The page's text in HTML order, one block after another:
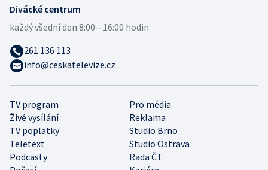
TV program
Pro média
Živé vysílání
Reklama
TV poplatky
Studio Brno
Teletext
Studio Ostrava
Podcasty
Rada ČT
Divácké centrum
každý všední den:8:00—16:00 hodin
261 136 113
info@ceskatelevize.cz